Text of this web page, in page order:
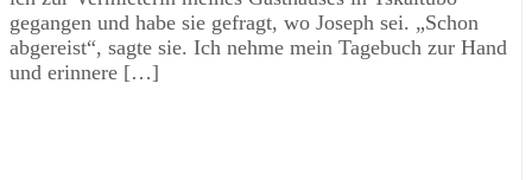
gegangen und habe sie gefragt, wo Joseph sei. „Schon
abgereist“, sagte sie. Ich nehme mein Tagebuch zur Hand
und erinnere […]